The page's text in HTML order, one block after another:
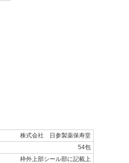
株式会社 日参製薬保寿堂
54包
枠外上部シール部に記載上